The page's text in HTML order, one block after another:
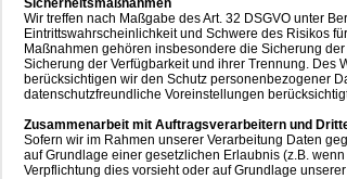
Sicherheitsmaßnahmen
Wir treffen nach Maßgabe des Art. 32 DSGVO unter
Eintrittswahrscheinlichkeit und Schwere des Risikos
Maßnahmen gehören insbesondere die Sicherung
Sicherung der Verfügbarkeit und ihrer Trennung. Des
berücksichtigen wir den Schutz personenbezogener
datenschutzfreundliche Voreinstellungen
Zusammenarbeit mit Auftragsverarbeitern und
Sofern wir im Rahmen unserer Verarbeitung Daten
auf Grundlage einer gesetzlichen Erlaubnis (z.B.
Verpflichtung dies vorsieht oder auf Grundlage